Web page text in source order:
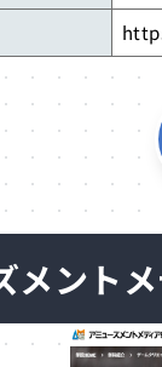
メント